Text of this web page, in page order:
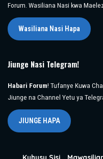
Forum. Wasiliana Nasi kwa
Wasiliana Nasi Hapa
Jiunge Nasi Telegram!
Habari Forum! Tufanye Kuwa
Jiunge na Channel Yetu ya
JIUNGE HAPA
Kuhusu Sisi